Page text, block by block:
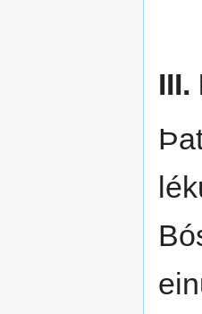
III.